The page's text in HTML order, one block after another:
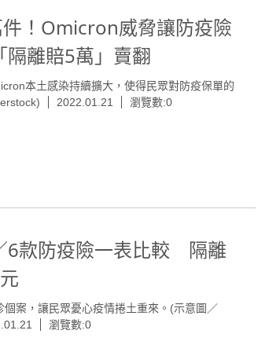
！Omicron威脅讓防疫險
離賠5萬」賣翻
本土感染持續擴大，使得民眾對防疫保單的
2022.01.21 瀏覽數:0
6款防疫險一表比較 隔離
個案，讓民眾憂心疫情捲土重來。(示意圖／
瀏覽數:0